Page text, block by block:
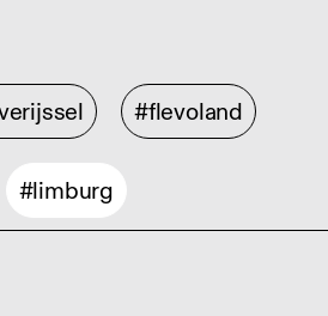
#flevoland
#limburg